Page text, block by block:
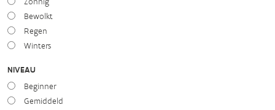
Bewolkt
Regen
Winters
NIVEAU
Beginner
Gemiddeld